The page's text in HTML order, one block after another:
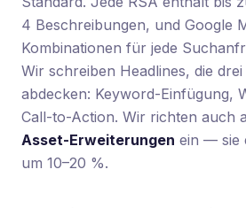
4 Beschreibungen, und Google
Kombinationen für jede
Wir schreiben Headlines, die
abdecken: Keyword-Einfügung,
Call-to-Action. Wir richten auch
Asset-Erweiterungen ein — sie
um 10–20 %.